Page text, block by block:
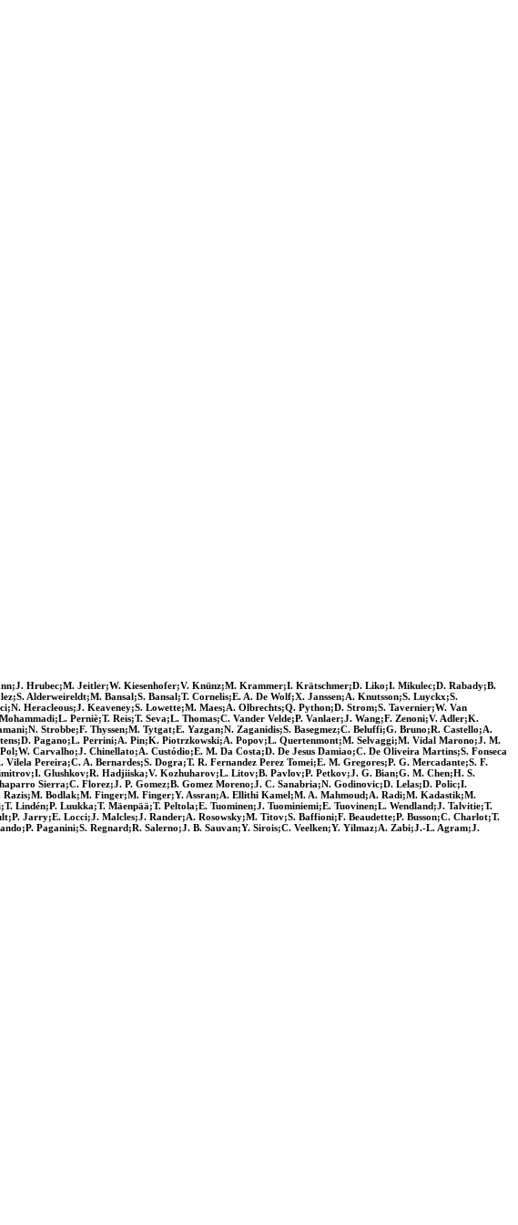
Hrubec;M. Jeitler;W. Kiesenhofer;V. Knünz;M. Krammer;I. Krätschmer;D. Liko;I. Mikulec;D. Rabady;B.
Alderweireldt;M. Bansal;S. Bansal;T. Cornelis;E. A. De Wolf;X. Janssen;A. Knutsson;S. Luyckx;S.
Heracleous;J. Keaveney;S. Lowette;M. Maes;A. Olbrechts;Q. Python;D. Strom;S. Tavernier;W. Van
Perniè;T. Reis;T. Seva;L. Thomas;C. Vander Velde;P. Vanlaer;J. Wang;F. Zenoni;V. Adler;K.
Strobbe;F. Thyssen;M. Tytgat;E. Yazgan;N. Zaganidis;S. Basegmez;C. Beluffi;G. Bruno;R. Castello;A.
Pagano;L. Perrini;A. Pin;K. Piotrzkowski;A. Popov;L. Quertenmont;M. Selvaggi;M. Vidal Marono;J. M.
Carvalho;J. Chinellato;A. Custódio;E. M. Da Costa;D. De Jesus Damiao;C. De Oliveira Martins;S. Fonseca
Pereira;C. A. Bernardes;S. Dogra;T. R. Fernandez Perez Tomei;E. M. Gregores;P. G. Mercadante;S. F.
Glushkov;R. Hadjiiska;V. Kozhuharov;L. Litov;B. Pavlov;P. Petkov;J. G. Bian;G. M. Chen;H. S.
Sierra;C. Florez;J. P. Gomez;B. Gomez Moreno;J. C. Sanabria;N. Godinovic;D. Lelas;D. Polic;I.
Bodlak;M. Finger;M. Finger;Y. Assran;A. Ellithi Kamel;M. A. Mahmoud;A. Radi;M. Kadastik;M.
Luukka;T. Mäenpää;T. Peltola;E. Tuominen;J. Tuominiemi;E. Tuovinen;L. Wendland;J. Talvitie;T.
Jarry;E. Locci;J. Malcles;J. Rander;A. Rosowsky;M. Titov;S. Baffioni;F. Beaudette;P. Busson;C. Charlot;T.
Paganini;S. Regnard;R. Salerno;J. B. Sauvan;Y. Sirois;C. Veelken;Y. Yilmaz;A. Zabi;J.-L. Agram;J.